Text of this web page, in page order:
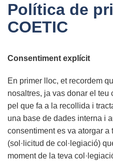
Política de
COETIC
Consentiment explícit
En primer lloc, et recordem
nosaltres, ja vas donar el
pel que fa a la recollida i
una base de dades interna i
consentiment es va atorgar a
(sol·licitud de col·legiació)
moment de la teva